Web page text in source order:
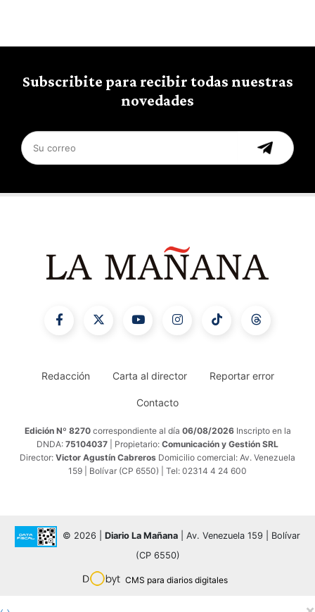
Subscribite para recibir todas nuestras
novedades
Redacción Carta al director Reportar error
Contacto
Edición Nº 8270 correspondiente al día 06/08/2026 Inscripto en la
DNDA: 75104037 | Propietario: Comunicación y Gestión SRL
Director: Victor Agustín Cabreros Domicilio comercial: Av. Venezuela
159 | Bolívar (CP 6550) | Tel: 02314 4 24 600
© 2026 | Diario La Mañana | Av. Venezuela 159 | Bolívar
(CP 6550)
CMS para diarios digitales